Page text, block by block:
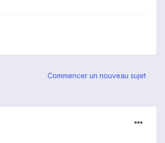
Commencer un nouveau sujet